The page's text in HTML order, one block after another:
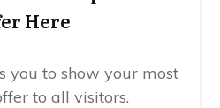
Here
you to show your most
to all visitors.